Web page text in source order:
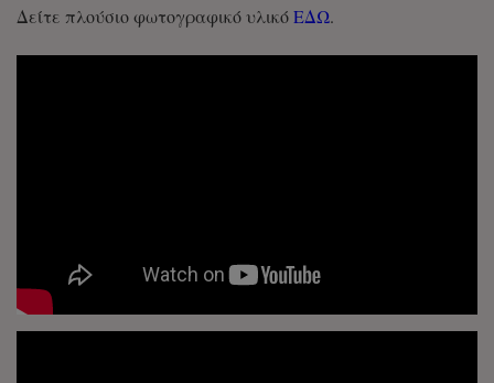
Δείτε πλούσιο φωτογραφικό υλικόΕΔΩ.